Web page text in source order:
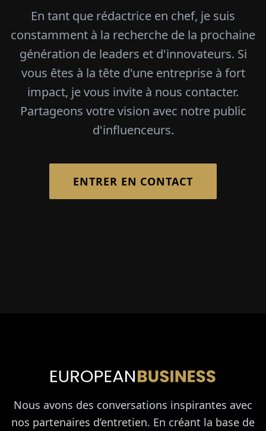
En tant que rédactrice en chef, je suis
constamment à la recherche de la prochaine
génération de leaders et d'innovateurs. Si
vous êtes à la tête d'une entreprise à fort
impact, je vous invite à nous contacter.
Partageons votre vision avec notre public
d'influenceurs.
ENTRER EN CONTACT
Nous avons des conversations inspirantes avec
nos partenaires d’entretien. En créant la base de